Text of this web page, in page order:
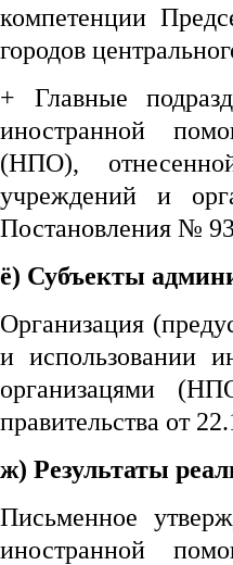
компетенции
городов
+ Главные
иностранной
(НПО),
учреждений и
Постановления №
ё) Субъекты
Организация
и использовании
организацями
правительства от
ж) Результаты
Письменное
иностранной